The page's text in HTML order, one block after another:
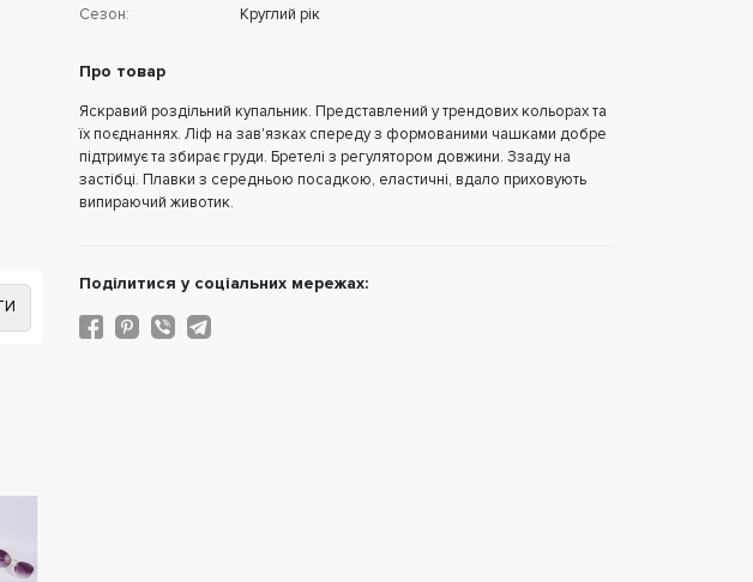
Сезон:
Круглий рік
Про товар
Яскравий роздільний купальник. Представлений у трендових кольорах та
їх поєднаннях. Ліф на зав'язках спереду з формованими чашками добре
підтримує та збирає груди. Бретелі з регулятором довжини. Ззаду на
застібці. Плавки з середньою посадкою, еластичні, вдало приховують
випираючий животик.
Подiлитися у соцiальних мережах: